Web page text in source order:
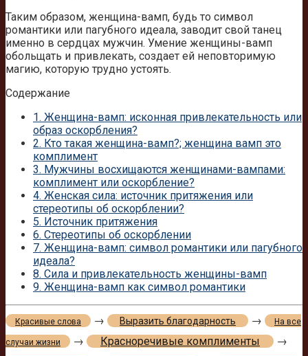
Таким образом, женщина-вамп, будь то символ
романтики или пагубного идеала, заводит свой танец
именно в сердцах мужчин. Умение женщины-вамп
обольщать и привлекать, создает ей неповторимую
магию, которую трудно устоять.
Содержание
1. Женщина-вамп: исконная привлекательность или
образ оскорбления?
2. Кто такая женщина-вамп?; женщина вамп это
комплимент
3. Мужчины восхищаются женщинами-вампами:
комплимент или оскорбление?
4. Женская сила: источник притяжения или
стереотипы об оскорблении?
5. Источник притяжения
6. Стереотипы об оскорблении
7. Женщина-вамп: символ романтики или пагубного
идеала?
8. Сила и привлекательность женщины-вамп
9. Женщина-вамп как символ романтики
Красивые слова → Выразить благодарность → На все
случаи жизни → Красноречивые комплименты →